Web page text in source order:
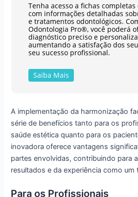
Tenha acesso a fichas
com informações detalhadas
e tratamentos odontológicos.
Odontologia Pro®, você poderá
diagnóstico preciso e
aumentando a satisfação dos
seu sucesso profissional.
Saiba Mais
A implementação da harmonização
série de benefícios tanto para os
saúde estética quanto para os
inovadora oferece vantagens
partes envolvidas, contribuindo para
resultados e da experiência como um
Para os Profissionais